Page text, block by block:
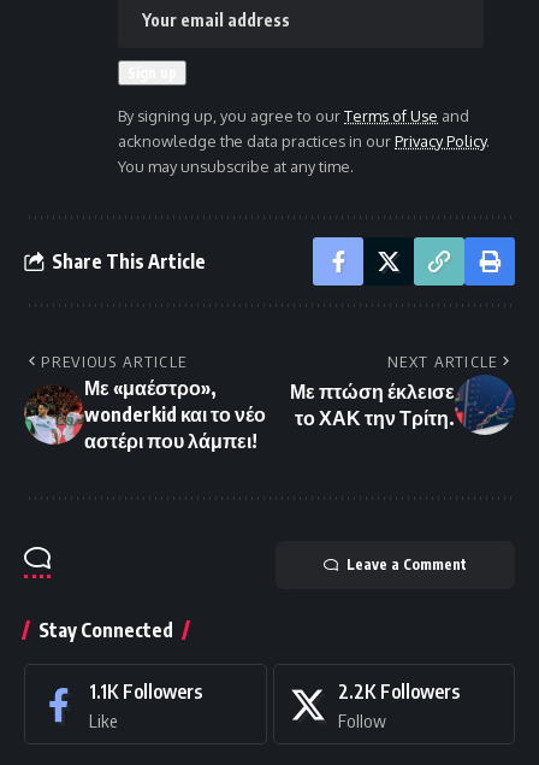
By signing up, you agree to ourTerms of Use and
acknowledge the data practices in ourPrivacy Policy.
You may unsubscribe at any time.
Share This Article
PREVIOUS ARTICLE
Με «μαέστρο»,
wonderkid και το νέο
αστέρι που λάμπει!
NEXT ARTICLE
Με πτώση έκλεισε
το ΧΑΚ την Τρίτη.
Leave a Comment
Stay Connected
1.1K Followers
Like
2.2K Followers
Follow